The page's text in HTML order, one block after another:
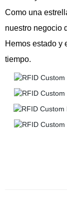
Como una
nuestro negocio
Hemos estado y
tiempo.